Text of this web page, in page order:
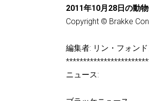
2011年10月28日の動
Copyright © Brakke
編集者: リン・フォン
ニュース: